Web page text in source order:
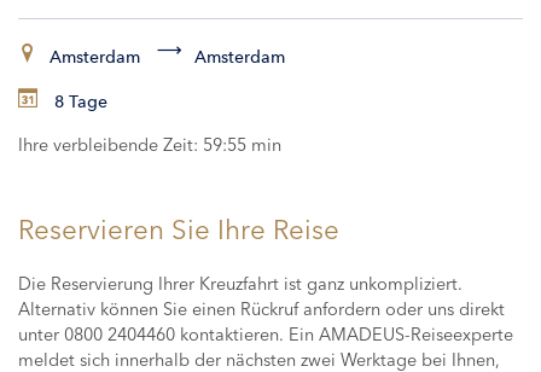
Amsterdam Amsterdam
8 Tage
Ihre verbleibende Zeit: 59:54 min
Reservieren Sie Ihre Reise
Die Reservierung Ihrer Kreuzfahrt ist ganz unkompliziert.
Alternativ können Sie einen Rückruf anfordern oder uns direkt
unter 0800 2404460 kontaktieren. Ein AMADEUS-Reiseexperte
meldet sich innerhalb der nächsten zwei Werktage bei Ihnen,